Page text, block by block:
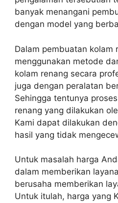
banyak menangani
dengan model yang
Dalam pembuatan kolam
menggunakan metode
kolam renang secara
juga dengan peralatan
Sehingga tentunya
renang yang dilakukan
Kami dapat dilakukan
hasil yang tidak
Untuk masalah harga
dalam memberikan
berusaha memberikan
Untuk itulah, harga yang